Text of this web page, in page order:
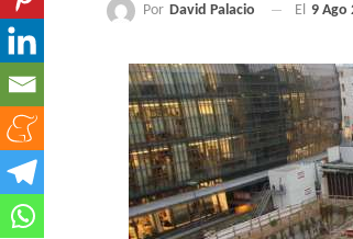
Por David Palacio El 9 Ago